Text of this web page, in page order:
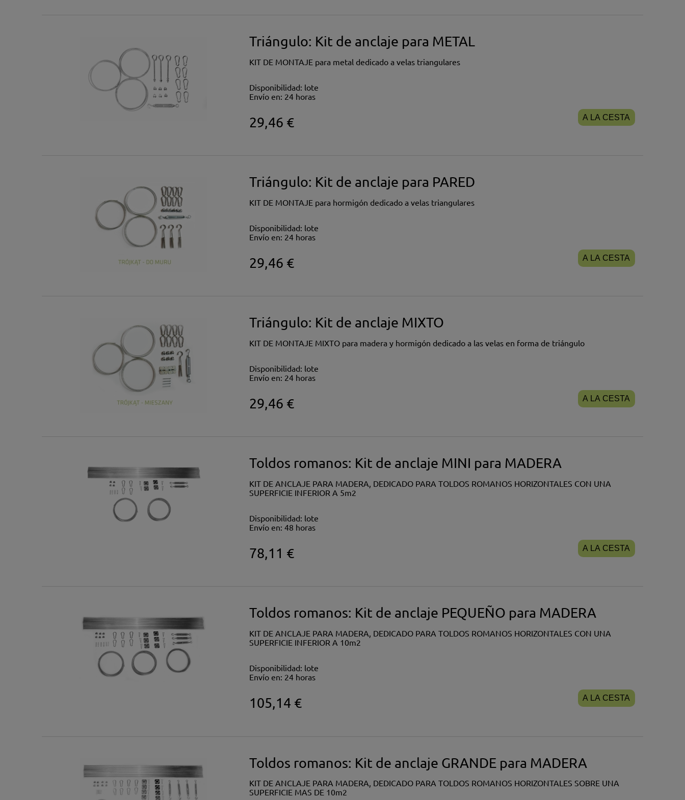
Triángulo: Kit de anclaje para METAL
KIT DE MONTAJE para metal dedicado a velas triangulares
Disponibilidad: lote
Envío en: 24 horas
29,46 € A LA CESTA
Triángulo: Kit de anclaje para PARED
KIT DE MONTAJE para hormigón dedicado a velas triangulares
Disponibilidad: lote
Envío en: 24 horas
29,46 € A LA CESTA
Triángulo: Kit de anclaje MIXTO
KIT DE MONTAJE MIXTO para madera y hormigón dedicado a las velas en forma de triángulo
Disponibilidad: lote
Envío en: 24 horas
29,46 € A LA CESTA
Toldos romanos: Kit de anclaje MINI para MADERA
KIT DE ANCLAJE PARA MADERA, DEDICADO PARA TOLDOS ROMANOS HORIZONTALES CON UNA
SUPERFICIE INFERIOR A 5m2
Disponibilidad: lote
Envío en: 48 horas
78,11 € A LA CESTA
Toldos romanos: Kit de anclaje PEQUEÑO para MADERA
KIT DE ANCLAJE PARA MADERA, DEDICADO PARA TOLDOS ROMANOS HORIZONTALES CON UNA
SUPERFICIE INFERIOR A 10m2
Disponibilidad: lote
Envío en: 24 horas
105,14 € A LA CESTA
Toldos romanos: Kit de anclaje GRANDE para MADERA
KIT DE ANCLAJE PARA MADERA, DEDICADO PARA TOLDOS ROMANOS HORIZONTALES SOBRE UNA
SUPERFICIE MAS DE 10m2